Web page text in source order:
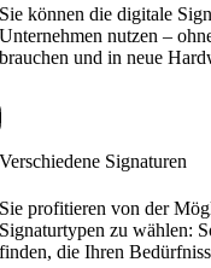
Sie können die digitale
Unternehmen nutzen –
brauchen und in neue
Verschiedene Signaturen
Sie profitieren von der
Signaturtypen zu wählen:
finden, die Ihren